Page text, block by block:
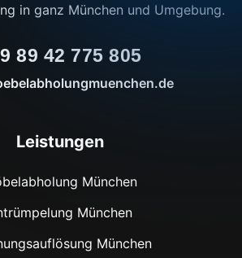
in ganz München und Umgebung.
89 42 775 805
Leistungen
München
München
München